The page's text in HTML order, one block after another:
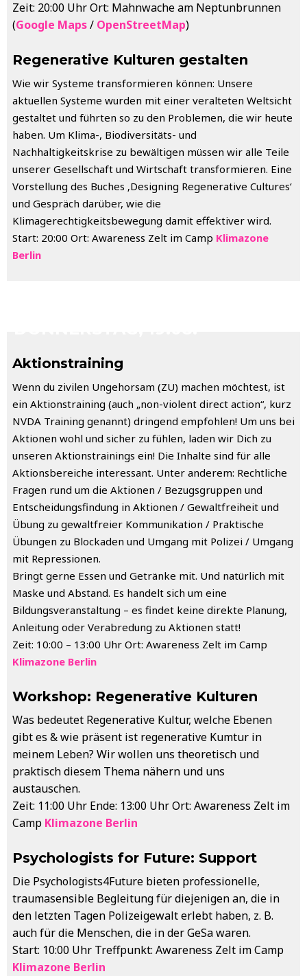
Zeit: 20:00 Uhr Ort: Mahnwache am Neptunbrunnen
(Google Maps/ OpenStreetMap)
Regenerative Kulturen gestalten
Wie wir Systeme transformieren können: Unsere
aktuellen Systeme wurden mit einer veralteten Weltsicht
gestaltet und führten so zu den Problemen, die wir heute
haben. Um Klima-, Biodiversitäts- und
Nachhaltigkeitskrise zu bewältigen müssen wir alle Teile
unserer Gesellschaft und Wirtschaft transformieren. Eine
Vorstellung des Buches ‚Designing Regenerative Cultures‘
und Gespräch darüber, wie die
Klimagerechtigkeitsbewegung damit effektiver wird.
Start: 20:00 Ort: Awareness Zelt im Camp Klimazone
Berlin
Aktionstraining
Wenn du zivilen Ungehorsam (ZU) machen möchtest, ist
ein Aktionstraining (auch „non-violent direct action“, kurz
NVDA Training genannt) dringend empfohlen! Um uns bei
Aktionen wohl und sicher zu fühlen, laden wir Dich zu
unseren Aktionstrainings ein! Die Inhalte sind für alle
Aktionsbereiche interessant. Unter anderem: Rechtliche
Fragen rund um die Aktionen / Bezugsgruppen und
Entscheidungsfindung in Aktionen / Gewaltfreiheit und
Übung zu gewaltfreier Kommunikation / Praktische
Übungen zu Blockaden und Umgang mit Polizei / Umgang
mit Repressionen.
Bringt gerne Essen und Getränke mit. Und natürlich mit
Maske und Abstand. Es handelt sich um eine
Bildungsveranstaltung – es findet keine direkte Planung,
Anleitung oder Verabredung zu Aktionen statt!
Zeit: 10:00 – 13:00 Uhr Ort: Awareness Zelt im Camp
Klimazone Berlin
Workshop: Regenerative Kulturen
Was bedeutet Regenerative Kultur, welche Ebenen
gibt es & wie präsent ist regenerative Kumtur in
meinem Leben? Wir wollen uns theoretisch und
praktisch diesem Thema nähern und uns
austauschen.
Zeit: 11:00 Uhr Ende: 13:00 Uhr Ort: Awareness Zelt im
Camp Klimazone Berlin
Psychologists for Future: Support
Die Psychologists4Future bieten professionelle,
traumasensible Begleitung für diejenigen an, die in
den letzten Tagen Polizeigewalt erlebt haben, z. B.
auch für die Menschen, die in der GeSa waren.
Start: 10:00 Uhr Treffpunkt: Awareness Zelt im Camp
Klimazone Berlin